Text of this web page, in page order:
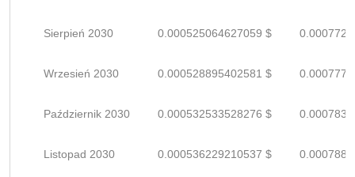
Sierpień 2030 0.000525064627059 $
Wrzesień 2030 0.000528895402581 $
Październik 2030 0.000532533528276 $
Listopad 2030 0.000536229210537 $